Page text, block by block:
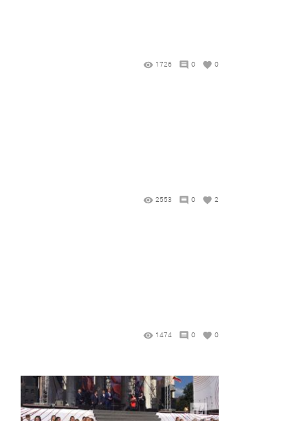
1726 0 0
2553 0 2
1474 0 0